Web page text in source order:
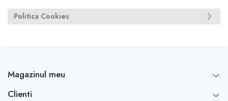
Politica Cookies
Magazinul meu
Clienti